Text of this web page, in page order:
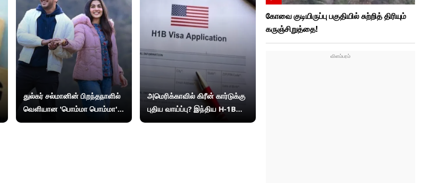
துல்கர் சல்மானின் பிறந்தநாளில்
வெளியான 'பொம்மா பொம்மா'...
ரசிகர்களை கவர்ந்த ரொமான்டிக்
அமெரிக்காவில் கிரீன் கார்டுக்கு
புதிய வாய்ப்பு? இந்திய H-1B
விசாதாரர்களுக்கு நம்பிக்கை
கோவை குடியிருப்பு பகுதியில் சுற்றித் திரியும்
கருஞ்சிறுத்தை!